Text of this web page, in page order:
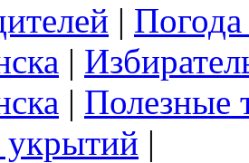
|
|
| Полезные
|